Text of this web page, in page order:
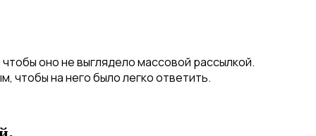
оно не выглядело массовой рассылкой.
чтобы на него было легко ответить.